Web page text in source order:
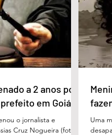
está o presidente
com 23% das
Morais
3%, e
a 2 anos por
em Goiás
o jornalista e
Cruz Nogueira (foto
Uma